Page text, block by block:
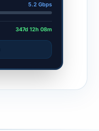
5.2 Gbps
347d 12h 08m